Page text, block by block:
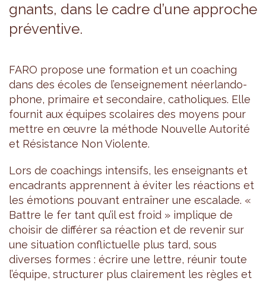
gnants, dans le cadre d’une approche
pré­ven­tive.
FARO pro­pose une for­ma­tion et un coa­ching
dans des écoles de l’en­sei­gne­ment néer­lan­do­
phone, pri­maire et secon­daire, catho­liques. Elle
four­nit aux équipes sco­laires des moyens pour
mettre en œuvre la méthode Nou­velle Auto­rité
et Résis­tance Non Vio­lente.
Lors de coa­chings inten­sifs, les ensei­gnants et
enca­drants apprennent à évi­ter les réac­tions et
les émo­tions pou­vant entraî­ner une esca­lade. «
Battre le fer tant qu’il est froid » implique de
choi­sir de dif­fé­rer sa réac­tion et de reve­nir sur
une situa­tion conflic­tuelle plus tard, sous
diverses formes : écrire une lettre, réunir toute
l’équipe, struc­tu­rer plus clai­re­ment les règles et